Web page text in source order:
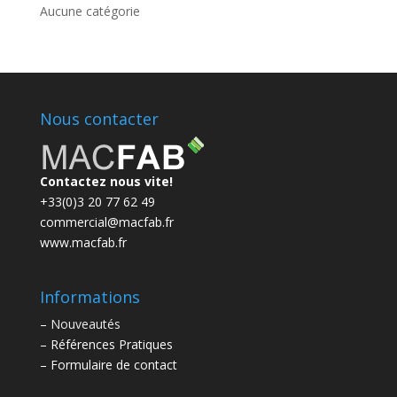
Aucune catégorie
Nous contacter
Contactez nous vite!
+33(0)3 20 77 62 49
commercial@macfab.fr
www.macfab.fr
Informations
– Nouveautés
– Références Pratiques
– Formulaire de contact